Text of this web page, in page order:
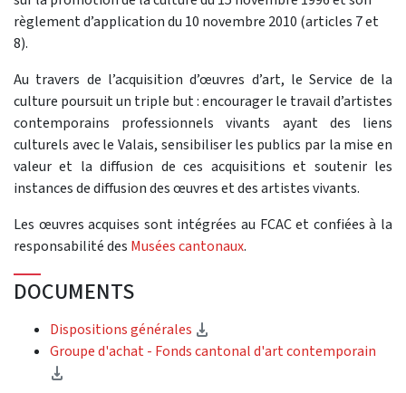
règlement d’application du 10 novembre 2010 (articles 7 et
8).
Au travers de l’acquisition d’œuvres d’art, le Service de la
culture poursuit un triple but : encourager le travail d’artistes
contemporains professionnels vivants ayant des liens
culturels avec le Valais, sensibiliser les publics par la mise en
valeur et la diffusion de ces acquisitions et soutenir les
instances de diffusion des œuvres et des artistes vivants.
Les œuvres acquises sont intégrées au FCAC et confiées à la
responsabilité des Musées cantonaux.
DOCUMENTS
Dispositions générales
Groupe d'achat - Fonds cantonal d'art contemporain